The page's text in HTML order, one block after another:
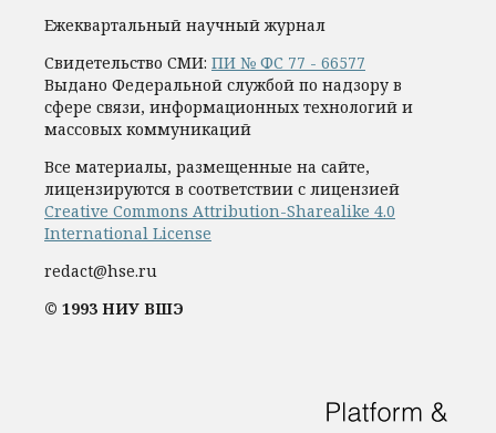
Ежеквартальный научный журнал
Свидетельство СМИ: ПИ № ФС 77 - 66577
Выдано Федеральной службой по надзору в
сфере связи, информационных технологий и
массовых коммуникаций
Все материалы, размещенные на сайте,
лицензируются в соответствии с лицензией
Creative Commons Attribution-Sharealike 4.0
International License
redact@hse.ru
© 1993 НИУ ВШЭ